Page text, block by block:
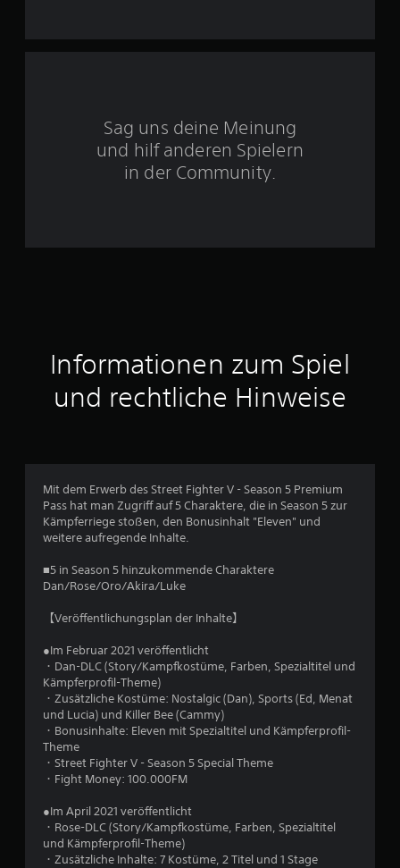
5
u
s
0
0
e
r
t
g
Sag uns deine Meinung
und hilf anderen Spielern
in der Community.
Informationen zum Spiel
und rechtliche Hinweise
Mit dem Erwerb des Street Fighter V - Season 5 Premium
Pass hat man Zugriff auf 5 Charaktere, die in Season 5 zur
Kämpferriege stoßen, den Bonusinhalt "Eleven" und
weitere aufregende Inhalte.
■5 in Season 5 hinzukommende Charaktere
Dan/Rose/Oro/Akira/Luke
【Veröffentlichungsplan der Inhalte】
●Im Februar 2021 veröffentlicht
・Dan-DLC (Story/Kampfkostüme, Farben, Spezialtitel und
Kämpferprofil-Theme)
・Zusätzliche Kostüme: Nostalgic (Dan), Sports (Ed, Menat
und Lucia) und Killer Bee (Cammy)
・Bonusinhalte: Eleven mit Spezialtitel und Kämpferprofil-
Theme
・Street Fighter V - Season 5 Special Theme
・Fight Money: 100.000FM
●Im April 2021 veröffentlicht
・Rose-DLC (Story/Kampfkostüme, Farben, Spezialtitel
und Kämpferprofil-Theme)
・Zusätzliche Inhalte: 7 Kostüme, 2 Titel und 1 Stage